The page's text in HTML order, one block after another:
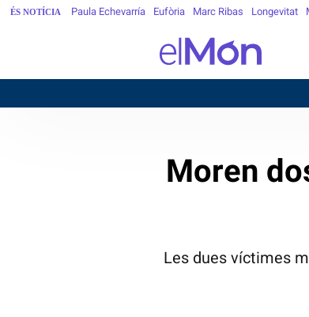
ÉS NOTÍCIA Paula Echevarría Eufòria Marc Ribas Longevitat
Moren
Les dues víctimes